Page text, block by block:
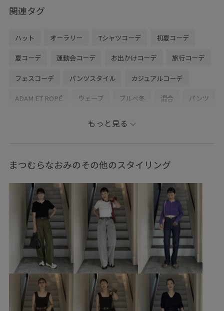
関連タグ
ハット オーラリー Tシャツコーデ 初夏コーデ
夏コーデ 運動会コーデ お出かけコーデ 旅行コーデ
フェスコーデ パンツスタイル カジュアルコーデ
ADAM ET ROPÉ ウェーブ ブルべ冬 混合 パンツ
ショルダーバッグ シューズ
EUU36100 EUX36080 GAS74002 GMZ06040
BIRKENSTOCK KIJIMA TAKAYUKI Speedo
きれいめ なめらか アウター インソール
カジュアル カットソー コットン コットン100%
サテン シルエットがきれい シワになりにくい
スエード ストラップ タウンユース タック
ツイル生地 トップス ドレス ナイロン
もっと見る
まつむらなおみのその他のスタイリング